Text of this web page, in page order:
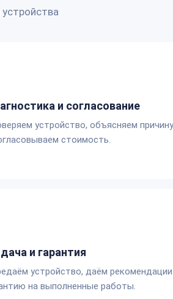
и согласование
устройство, объясняем
стоимость.
и гарантия
устройство, даём
на выполненные работы.